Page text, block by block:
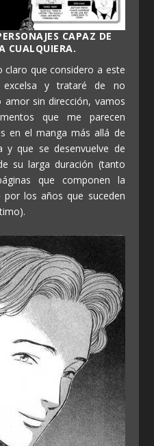
CAPAZ DE
CUALQUIERA.
claro que considero a este
y trataré de no
sin dirección, vamos
que me parecen
en el manga más allá de
y que se desenvuelve de
su larga duración (tanto
que componen la
los años que suceden